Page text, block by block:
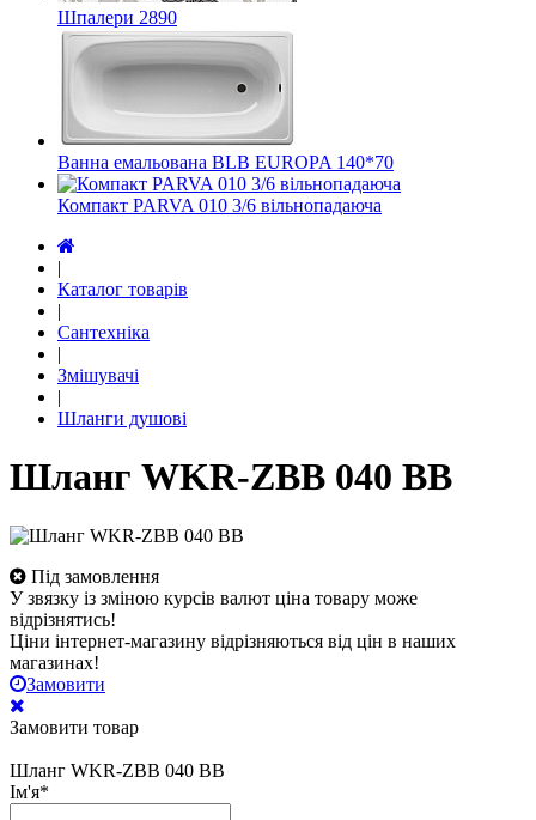
Шпалери 2890
Ванна емальована BLB EUROPA 140*70
Компакт PARVA 010 3/6 вільнопадаюча
|
Каталог товарів
|
Сантехніка
|
Змішувачі
|
Шланги душові
Шланг WKR-ZBB 040 BB
Під замовлення
У звязку із зміною курсів валют ціна товару може
відрізнятись!
Ціни інтернет-магазину відрізняються від цін в наших
магазинах!
Замовити
Замовити товар
Шланг WKR-ZBB 040 BB
Ім'я*